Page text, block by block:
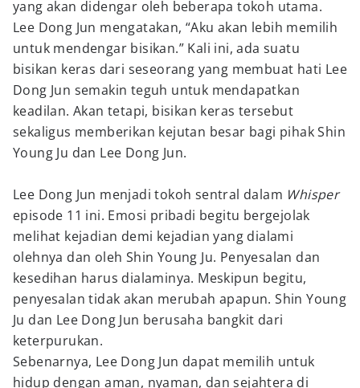
yang akan didengar oleh beberapa tokoh utama.
Lee Dong Jun mengatakan, “Aku akan lebih memilih
untuk mendengar bisikan.” Kali ini, ada suatu
bisikan keras dari seseorang yang membuat hati Lee
Dong Jun semakin teguh untuk mendapatkan
keadilan. Akan tetapi, bisikan keras tersebut
sekaligus memberikan kejutan besar bagi pihak Shin
Young Ju dan Lee Dong Jun.
Lee Dong Jun menjadi tokoh sentral dalam Whisper
episode 11 ini. Emosi pribadi begitu bergejolak
melihat kejadian demi kejadian yang dialami
olehnya dan oleh Shin Young Ju. Penyesalan dan
kesedihan harus dialaminya. Meskipun begitu,
penyesalan tidak akan merubah apapun. Shin Young
Ju dan Lee Dong Jun berusaha bangkit dari
keterpurukan.
Sebenarnya, Lee Dong Jun dapat memilih untuk
hidup dengan aman, nyaman, dan sejahtera di